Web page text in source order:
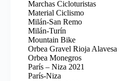
Marchas Cicloturistas
Material Ciclismo
Milán-San Remo
Milán-Turín
Mountain Bike
Orbea Gravel Rioja Alavesa
Orbea Monegros
París – Niza 2021
París-Niza